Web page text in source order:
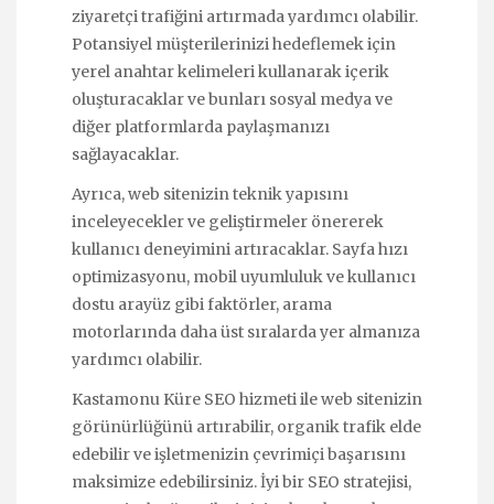
ziyaretçi trafiğini artırmada yardımcı olabilir.
Potansiyel müşterilerinizi hedeflemek için
yerel anahtar kelimeleri kullanarak içerik
oluşturacaklar ve bunları sosyal medya ve
diğer platformlarda paylaşmanızı
sağlayacaklar.
Ayrıca, web sitenizin teknik yapısını
inceleyecekler ve geliştirmeler önererek
kullanıcı deneyimini artıracaklar. Sayfa hızı
optimizasyonu, mobil uyumluluk ve kullanıcı
dostu arayüz gibi faktörler, arama
motorlarında daha üst sıralarda yer almanıza
yardımcı olabilir.
Kastamonu Küre SEO hizmeti ile web sitenizin
görünürlüğünü artırabilir, organik trafik elde
edebilir ve işletmenizin çevrimiçi başarısını
maksimize edebilirsiniz. İyi bir SEO stratejisi,